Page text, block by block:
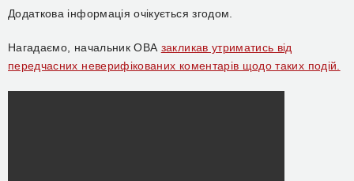
Додаткова інформація очікується згодом.
Нагадаємо, начальник ОВА закликав утриматись від
передчасних неверифікованих коментарів щодо таких подій.